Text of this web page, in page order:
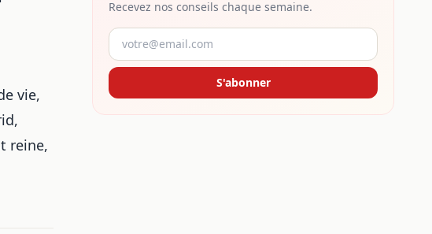
vie,
reine,
Recevez nos conseils chaque semaine.
S'abonner